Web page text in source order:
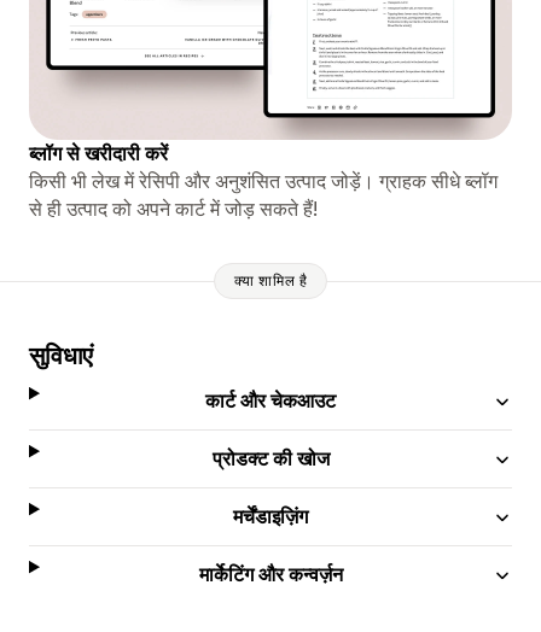
ब्लॉग से खरीदारी करें
किसी भी लेख में रेसिपी और अनुशंसित उत्पाद जोड़ें। ग्राहक सीधे ब्लॉग
से ही उत्पाद को अपने कार्ट में जोड़ सकते हैं!
क्या शामिल है
सुविधाएं
कार्ट और चेकआउट
प्रोडक्ट की खोज
मर्चेंडाइज़िंग
मार्केटिंग और कन्वर्ज़न